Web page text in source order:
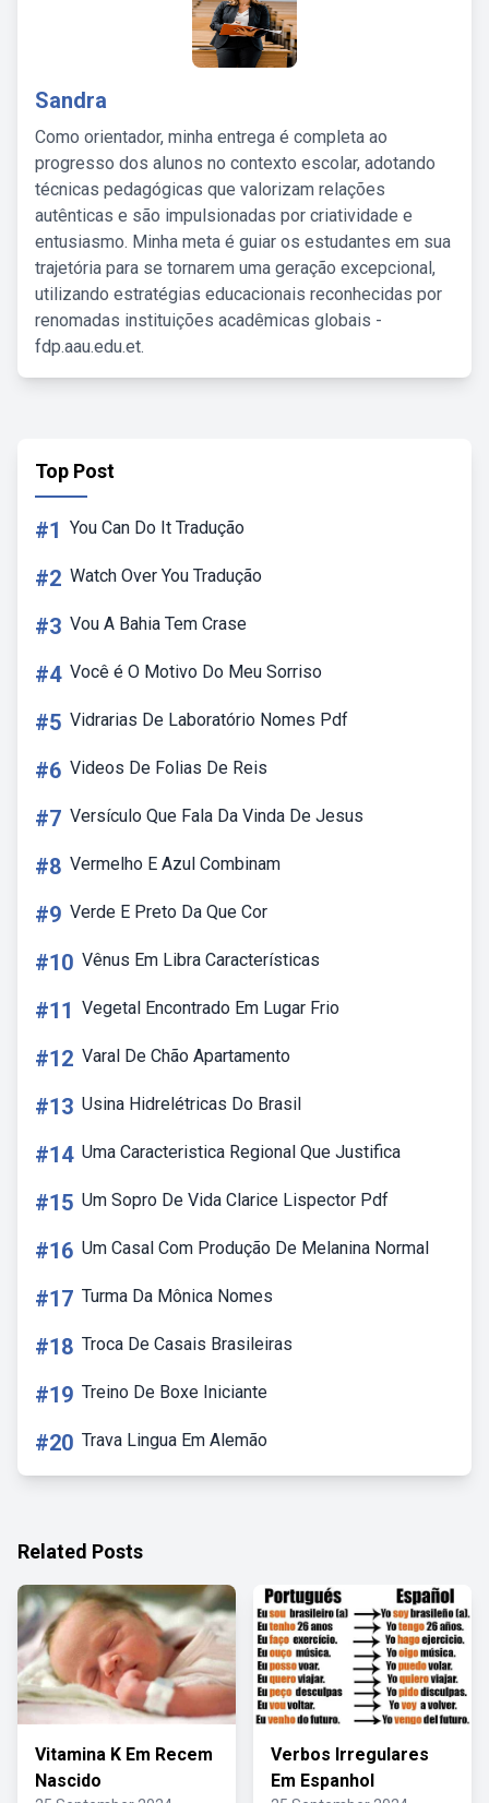
Sandra
Como orientador, minha entrega é completa ao
progresso dos alunos no contexto escolar, adotando
técnicas pedagógicas que valorizam relações
autênticas e são impulsionadas por criatividade e
entusiasmo. Minha meta é guiar os estudantes em sua
trajetória para se tornarem uma geração excepcional,
utilizando estratégias educacionais reconhecidas por
renomadas instituições acadêmicas globais -
fdp.aau.edu.et.
Top Post
#1 You Can Do It Tradução
#2 Watch Over You Tradução
#3 Vou A Bahia Tem Crase
#4 Você é O Motivo Do Meu Sorriso
#5 Vidrarias De Laboratório Nomes Pdf
#6 Videos De Folias De Reis
#7 Versículo Que Fala Da Vinda De Jesus
#8 Vermelho E Azul Combinam
#9 Verde E Preto Da Que Cor
#10 Vênus Em Libra Características
#11 Vegetal Encontrado Em Lugar Frio
#12 Varal De Chão Apartamento
#13 Usina Hidrelétricas Do Brasil
#14 Uma Caracteristica Regional Que Justifica
#15 Um Sopro De Vida Clarice Lispector Pdf
#16 Um Casal Com Produção De Melanina Normal
#17 Turma Da Mônica Nomes
#18 Troca De Casais Brasileiras
#19 Treino De Boxe Iniciante
#20 Trava Lingua Em Alemão
Related Posts
Vitamina K Em Recem
Nascido
Verbos Irregulares
Em Espanhol